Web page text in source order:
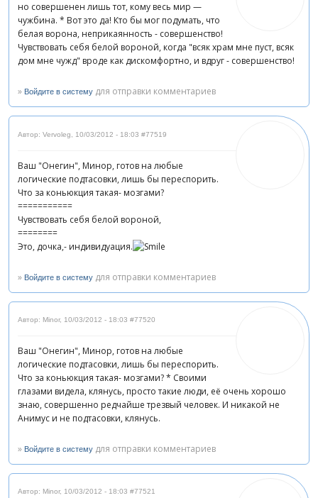
но совершенен лишь тот, кому весь мир —
чужбина. * Вот это да! Кто бы мог подумать, что
белая ворона, неприкаянность - совершенство!
Чувствовать себя белой вороной, когда "всяк храм мне пуст, всяк
дом мне чужд" вроде как дискомфортно, и вдруг - совершенство!
» Войдите в систему для отправки комментариев
Автор: Vervoleg 10/03/2012 - 18:03 #77519
Ваш "Онегин", Минор, готов на любые
логические подтасовки, лишь бы переспорить.
Что за коньюкция такая- мозгами?
===========
Чувствовать себя белой вороной,
========
Это, дочка,- индивидуация.
» Войдите в систему для отправки комментариев
Автор: Minor, 10/03/2012 - 18:03 #77520
Ваш "Онегин", Минор, готов на любые
логические подтасовки, лишь бы переспорить.
Что за коньюкция такая- мозгами? * Своими
глазами видела, клянусь, просто такие люди, её очень хорошо
знаю, совершенно редчайше трезвый человек. И никакой не
Анимус и не подтасовки, клянусь.
» Войдите в систему для отправки комментариев
Автор: Minor, 10/03/2012 - 18:03 #77521